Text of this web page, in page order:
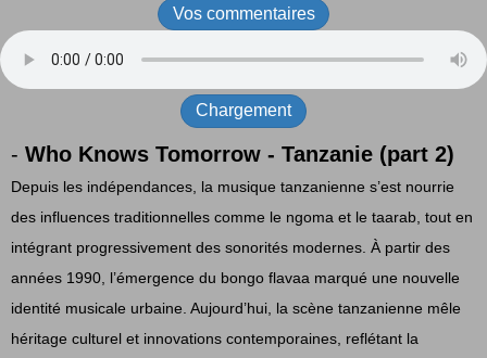
Vos commentaires
Chargement
- Who Knows Tomorrow - Tanzanie (part 2)
Depuis les indépendances, la musique tanzanienne s’est nourrie
des influences traditionnelles comme le ngoma et le taarab, tout en
intégrant progressivement des sonorités modernes. À partir des
années 1990, l’émergence du bongo flavaa marqué une nouvelle
identité musicale urbaine. Aujourd’hui, la scène tanzanienne mêle
héritage culturel et innovations contemporaines, reflétant la